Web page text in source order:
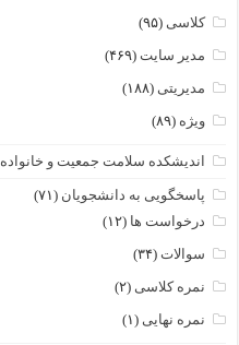
کلاسی (۹۵)
مدیر سایت (۴۶۹)
مدیریتی (۱۸۸)
ویژه (۸۹)
اندیشکده سلامت جمعیت و خانواده
پاسخگویی به دانشجویان (۷۱)
درخواست ها (۱۲)
سوالات (۳۴)
نمره کلاسی (۲)
نمره نهایی (۱)